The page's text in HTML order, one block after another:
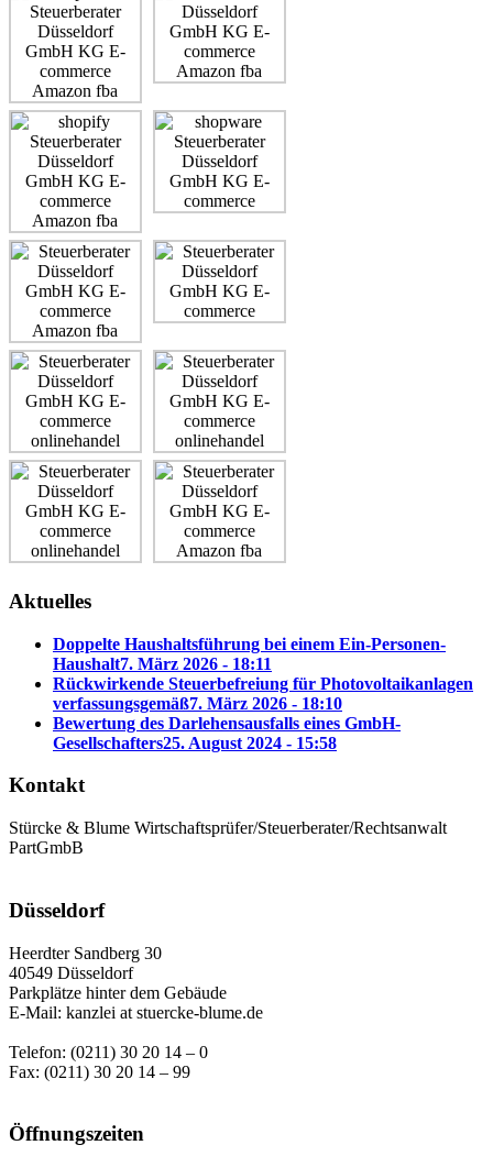
Aktuelles
Doppelte Haushaltsführung bei einem Ein-Personen-
Haushalt7. März 2026 - 18:11
Rückwirkende Steuerbefreiung für Photovoltaikanlagen
verfassungsgemäß7. März 2026 - 18:10
Bewertung des Darlehensausfalls eines GmbH-
Gesellschafters25. August 2024 - 15:58
Kontakt
Stürcke & Blume Wirtschaftsprüfer/Steuerberater/Rechtsanwalt
PartGmbB
Düsseldorf
Heerdter Sandberg 30
40549 Düsseldorf
Parkplätze hinter dem Gebäude
E-Mail: kanzlei at stuercke-blume.de
Telefon: (0211) 30 20 14 – 0
Fax: (0211) 30 20 14 – 99
Öffnungszeiten